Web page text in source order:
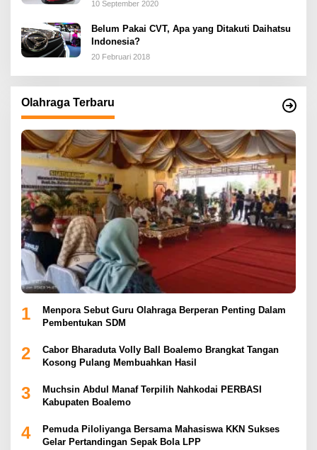
10 September 2020
Belum Pakai CVT, Apa yang Ditakuti Daihatsu
Indonesia?
20 Februari 2018
Olahraga Terbaru
1
Menpora Sebut Guru Olahraga Berperan Penting Dalam
Pembentukan SDM
2
Cabor Bharaduta Volly Ball Boalemo Brangkat Tangan
Kosong Pulang Membuahkan Hasil
3
Muchsin Abdul Manaf Terpilih Nahkodai PERBASI
Kabupaten Boalemo
4
Pemuda Piloliyanga Bersama Mahasiswa KKN Sukses
Gelar Pertandingan Sepak Bola LPP